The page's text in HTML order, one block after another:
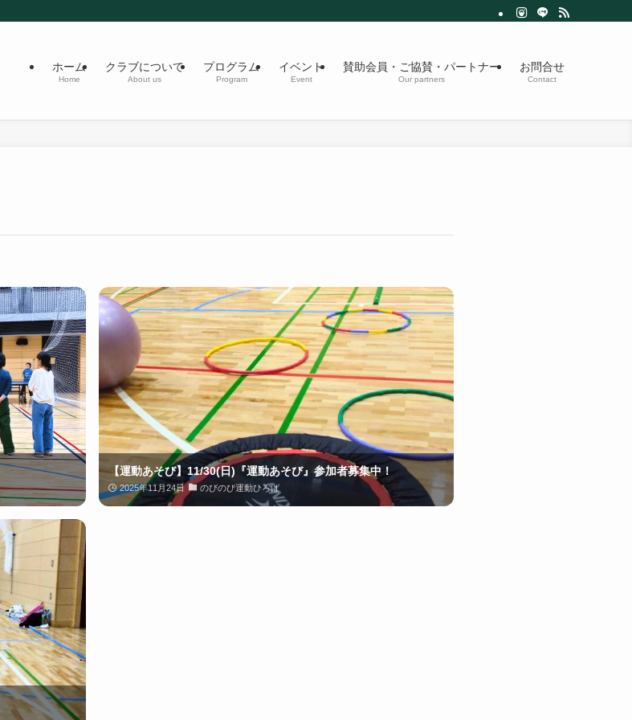
ホーム
Home
クラブについて
About us
プログラム
Program
イベント
Event
賛助会員・ご協賛・パートナー
Our partners
お問合せ
Contact
【運動あそび】11/30(日)『運動あそび』参加者募集中！
2025年11月24日 のびのび運動ひろば